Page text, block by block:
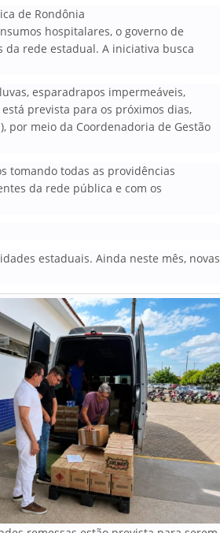
de Rondônia
hospitalares, o governo de
rede estadual. A iniciativa busca
esparadrapos impermeáveis,
prevista para os próximos dias,
por meio da Coordenadoria de Gestão
tomando todas as providências
da rede pública e com os
estaduais. Ainda neste mês, novas